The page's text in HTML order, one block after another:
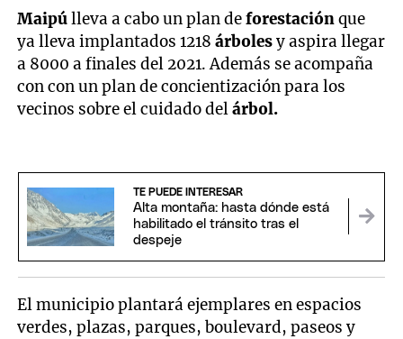
Maipúlleva a cabo un plan deforestaciónque
ya lleva implantados 1218 árbolesy aspira llegar
a 8000 a finales del 2021. Además se acompaña
con con un plan de concientización para los
vecinos sobre el cuidado delárbol.
TE PUEDE INTERESAR
Alta montaña: hasta dónde está
habilitado el tránsito tras el
despeje
El municipio plantará ejemplares en espacios
verdes, plazas, parques, boulevard, paseos y